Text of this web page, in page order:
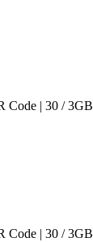
Code | 30 / 3GB
Code | 30 / 3GB